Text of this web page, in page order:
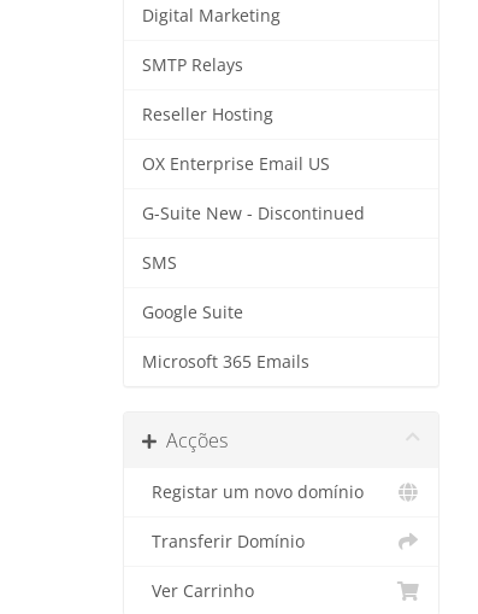
Digital Marketing
SMTP Relays
Reseller Hosting
OX Enterprise Email US
G-Suite New - Discontinued
SMS
Google Suite
Microsoft 365 Emails
Acções
Registar um novo domínio
Transferir Domínio
Ver Carrinho